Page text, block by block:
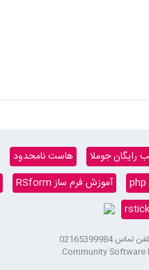
رایگان جوملا هاست نامحدود
آموزش فرم ساز RSform
Community Software